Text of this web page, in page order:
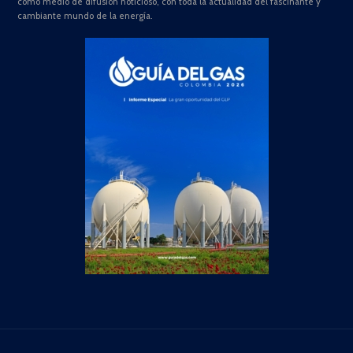
cambiante mundo de la energía.